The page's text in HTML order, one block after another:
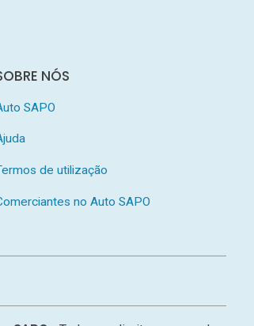
NÓS
SAPO
de utilização
no Auto SAPO